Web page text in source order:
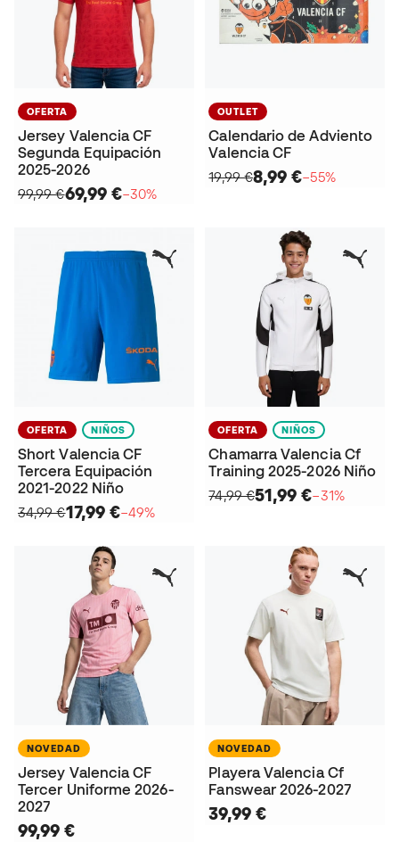
OFERTA
Jersey Valencia CF
Segunda Equipación
2025-2026
99,99 €69,99 €−30%
OUTLET
Calendario de Adviento
Valencia CF
19,99 €8,99 €−55%
OFERTA NIÑOS
Short Valencia CF
Tercera Equipación
2021-2022 Niño
34,99 €17,99 €−49%
OFERTA NIÑOS
Chamarra Valencia Cf
Training 2025-2026 Niño
74,99 €51,99 €−31%
NOVEDAD
Jersey Valencia CF
Tercer Uniforme 2026-
2027
99,99 €
NOVEDAD
Playera Valencia Cf
Fanswear 2026-2027
39,99 €